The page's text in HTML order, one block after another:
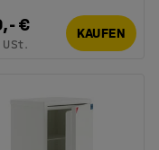
€
USt.
KAUFEN